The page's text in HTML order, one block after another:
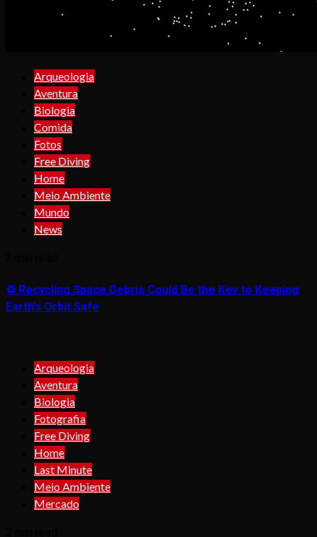
Arqueologia
Aventura
Biologia
Comida
Fotos
Free Diving
Home
Meio Ambiente
Mundo
News
♻️ Recycling Space Debris Could Be the Key to Keeping
Earth’s Orbit Safe
Arqueologia
Aventura
Biologia
Fotografia
Free Diving
Home
Last Minute
Meio Ambiente
Mercado